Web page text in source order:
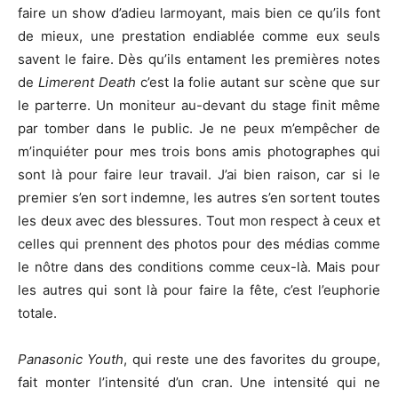
faire un show d’adieu larmoyant, mais bien ce qu’ils font
de mieux, une prestation endiablée comme eux seuls
savent le faire. Dès qu’ils entament les premières notes
de Limerent Death c’est la folie autant sur scène que sur
le parterre. Un moniteur au-devant du stage finit même
par tomber dans le public. Je ne peux m’empêcher de
m’inquiéter pour mes trois bons amis photographes qui
sont là pour faire leur travail. J’ai bien raison, car si le
premier s’en sort indemne, les autres s’en sortent toutes
les deux avec des blessures. Tout mon respect à ceux et
celles qui prennent des photos pour des médias comme
le nôtre dans des conditions comme ceux-là. Mais pour
les autres qui sont là pour faire la fête, c’est l’euphorie
totale.
Panasonic Youth, qui reste une des favorites du groupe,
fait monter l’intensité d’un cran. Une intensité qui ne